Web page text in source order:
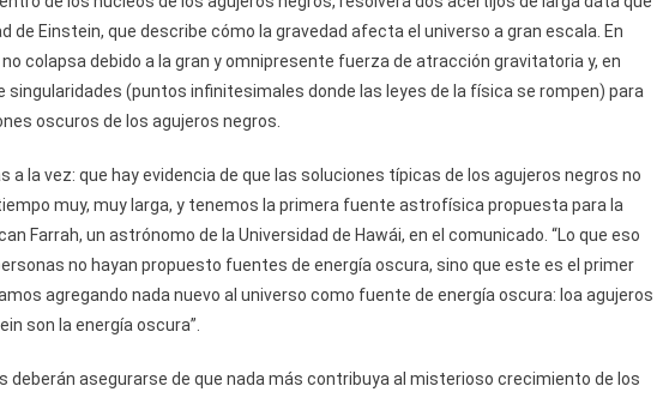
de Einstein, que describe cómo la gravedad afecta el universo a gran escala. En
colapsa debido a la gran y omnipresente fuerza de atracción gravitatoria y, en
singularidades (puntos infinitesimales donde las leyes de la física se rompen) para
oscuros de los agujeros negros.
la vez: que hay evidencia de que las soluciones típicas de los agujeros negros no
muy, muy larga, y tenemos la primera fuente astrofísica propuesta para la
Farrah, un astrónomo de la Universidad de Hawái, en el comunicado. “Lo que eso
no hayan propuesto fuentes de energía oscura, sino que este es el primer
agregando nada nuevo al universo como fuente de energía oscura: loa agujeros
son la energía oscura”.
asegurarse de que nada más contribuya al misterioso crecimiento de los